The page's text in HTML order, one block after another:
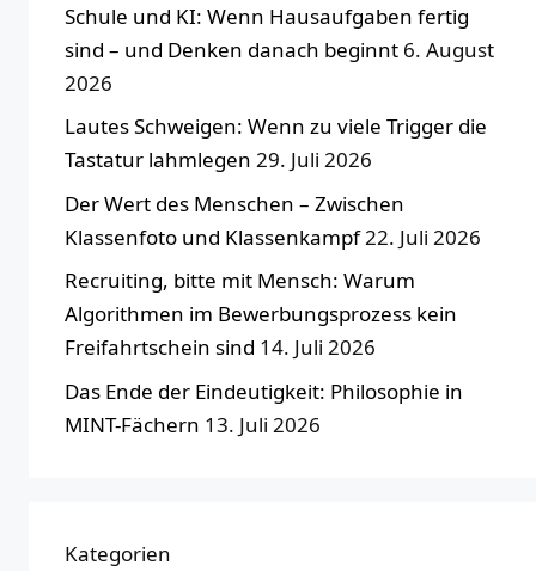
Schule und KI: Wenn Hausaufgaben fertig
sind – und Denken danach beginnt 6. August
2026
Lautes Schweigen: Wenn zu viele Trigger die
Tastatur lahmlegen 29. Juli 2026
Der Wert des Menschen – Zwischen
Klassenfoto und Klassenkampf22. Juli 2026
Recruiting, bitte mit Mensch: Warum
Algorithmen im Bewerbungsprozess kein
Freifahrtschein sind 14. Juli 2026
Das Ende der Eindeutigkeit: Philosophie in
MINT-Fächern 13. Juli 2026
Kategorien